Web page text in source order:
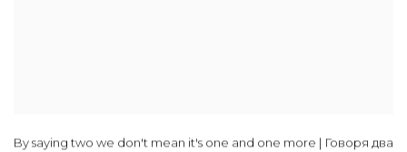
By saying two we don't mean it's one and one more | Говоря два